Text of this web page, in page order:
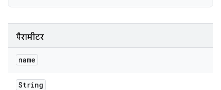
पैरामीटर
name
String